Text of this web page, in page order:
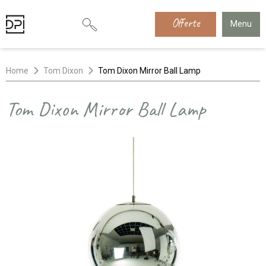
Offerte Menu
Home Tom Dixon Tom Dixon Mirror Ball Lamp
Tom Dixon Mirror Ball Lamp